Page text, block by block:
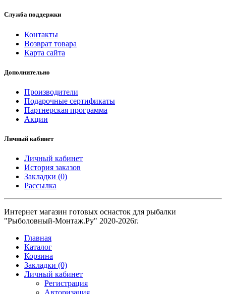
Служба поддержки
Контакты
Возврат товара
Карта сайта
Дополнительно
Производители
Подарочные сертификаты
Партнерская программа
Акции
Личный кабинет
Личный кабинет
История заказов
Закладки (0)
Рассылка
Интернет магазин готовых оснасток для рыбалки
"Рыболовный-Монтаж.Ру" 2020-2026г.
Главная
Каталог
Корзина
Закладки (0)
Личный кабинет
Регистрация